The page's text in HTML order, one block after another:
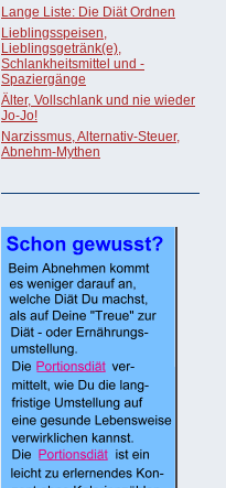
Lange Liste: Die Diät Ordnen
Lieblingsspeisen,
Lieblingsgetränk(e),
Schlankheitsmittel und -
Spaziergänge
Älter, Vollschlank und nie wieder
Jo-Jo!
Narzissmus, Alternativ-Steuer,
Abnehm-Mythen